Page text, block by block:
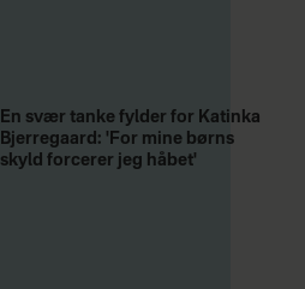
En svær tanke fylder for Katinka
Bjerregaard: 'For mine børns
skyld forcerer jeg håbet'